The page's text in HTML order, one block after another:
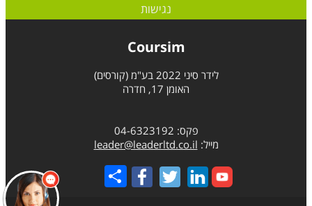
נגישות
Coursim
לידר סיני 2022 בע"מ (קורסים)
האומן 17, חדרה
פקס: 04-6323192
מייל: leader@leaderltd.co.il
Share